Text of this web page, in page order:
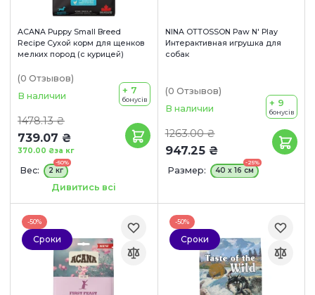
ACANA Puppy Small Breed
Recipe Сухой корм для щенков
мелких пород (с курицей)
(0 Отзывов)
В наличии
1478.13 ₴
739.07 ₴
за кг
370.00 ₴
+ 7
бонусів
Вес:
-50%
2 кг
Сроки годности:
16/08/2026
Дивитись всі
NINA OTTOSSON Paw N' Play
Интерактивная игрушка для
собак
(0 Отзывов)
В наличии
1263.00 ₴
947.25 ₴
+ 9
бонусів
Размер:
-25%
40 x 16 см
-50%
Сроки
-50%
Сроки